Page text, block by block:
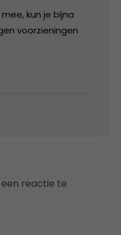
kun je bijna
voorzieningen
reactie te